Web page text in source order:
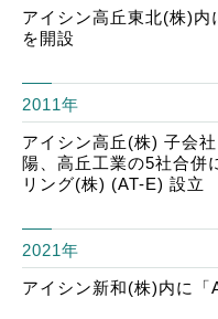
アイシン高丘東北(株)内
を開設
2011年
アイシン高丘(株) 子会
陽、高丘工業の5社合併
リング(株) (AT-E) 設立
2021年
アイシン新和(株)内に「